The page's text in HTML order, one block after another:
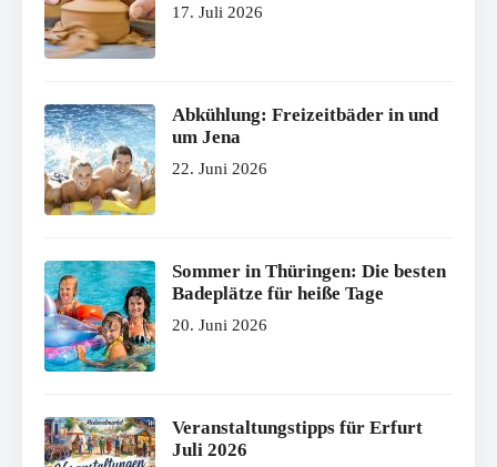
17. Juli 2026
Abkühlung: Freizeitbäder in und
um Jena
22. Juni 2026
Sommer in Thüringen: Die besten
Badeplätze für heiße Tage
20. Juni 2026
Veranstaltungstipps für Erfurt
Juli 2026